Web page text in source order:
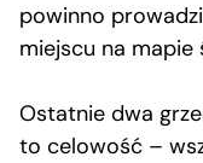
powinno
miejscu na mapie
Ostatnie dwa
to celowość –